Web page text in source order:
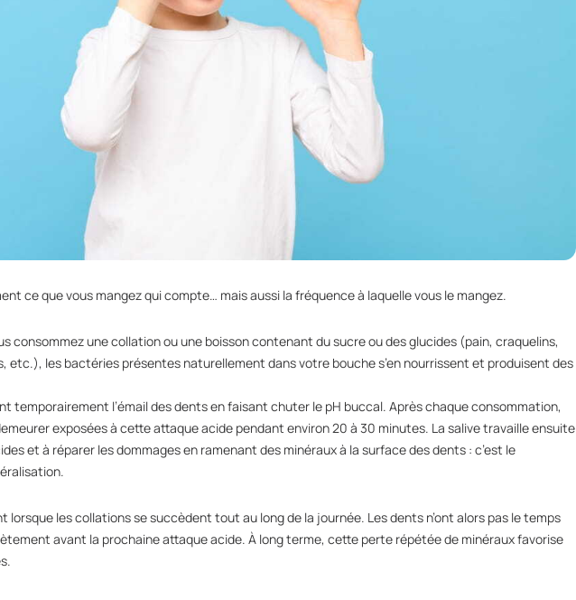
ce que vous mangez qui compte… mais aussi la fréquence à laquelle vous le mangez.
consommez une collation ou une boisson contenant du sucre ou des glucides (pain, craquelins,
etc.), les bactéries présentes naturellement dans votre bouche s’en nourrissent et produisent des
temporairement l’émail des dents en faisant chuter le pH buccal. Après chaque consommation,
exposées à cette attaque acide pendant environ 20 à 30 minutes. La salive travaille ensuite
et à réparer les dommages en ramenant des minéraux à la surface des dents : c’est le
lorsque les collations se succèdent tout au long de la journée. Les dents n’ont alors pas le temps
avant la prochaine attaque acide. À long terme, cette perte répétée de minéraux favorise